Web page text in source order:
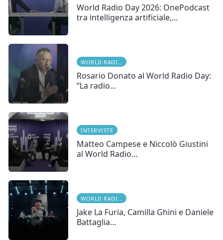
World Radio Day 2026: OnePodcast
tra intelligenza artificiale,…
Rosario Donato al World Radio Day:
“La radio…
INTERVISTE
Matteo Campese e Niccolò Giustini
al World Radio…
Jake La Furia, Camilla Ghini e Daniele
Battaglia…